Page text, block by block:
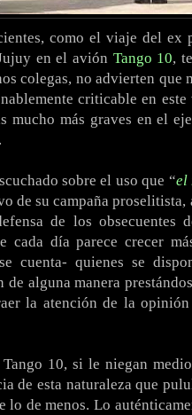
como el viaje del ex
en el avión Tango 10,
colegas, no advierten que
criticable en este
mucho más graves en el
sobre el uso que “el
de su campaña proselitista,
de los obsecuentes
cada día parece crecer
cuenta- quienes se
de alguna manera
la atención de la
10, si le niegan
de esta naturaleza que
lo de menos. Lo